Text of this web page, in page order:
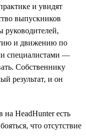
и увидят
выпускников
руководителей,
и движению по
специалистами —
Собственнику
результат, и он
HeadHunter есть
что отсутствие